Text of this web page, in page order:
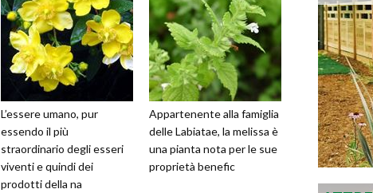
L’essere umano, pur
essendo il più
straordinario degli esseri
viventi e quindi dei
prodotti della na
Appartenente alla famiglia
delle Labiatae, la melissa è
una pianta nota per le sue
proprietà benefic